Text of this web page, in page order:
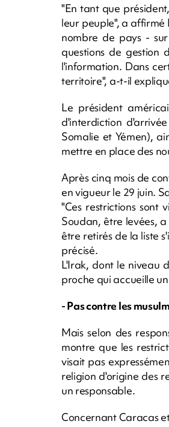
"En tant que
leur peuple", a
nombre de pays -
questions de gestion
l'information. Dans
territoire", a-t-il
Le président
d'interdiction
Somalie et Yémen),
mettre en place des
Après cinq mois de
en vigueur le 29 juin.
"Ces restrictions sont
Soudan, être levées,
être retirés de la liste
précisé.
L'Irak, dont le niveau
proche qui accueille
- Pas contre les
Mais selon des
montre que les
visait pas
religion d'origine des
un responsable.
Concernant Caracas